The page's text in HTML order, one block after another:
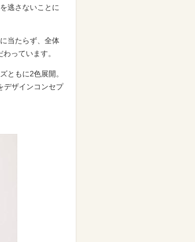
逃さないことに
当たらず、全体
っています。
ともに2色展開。
デザインコンセプ